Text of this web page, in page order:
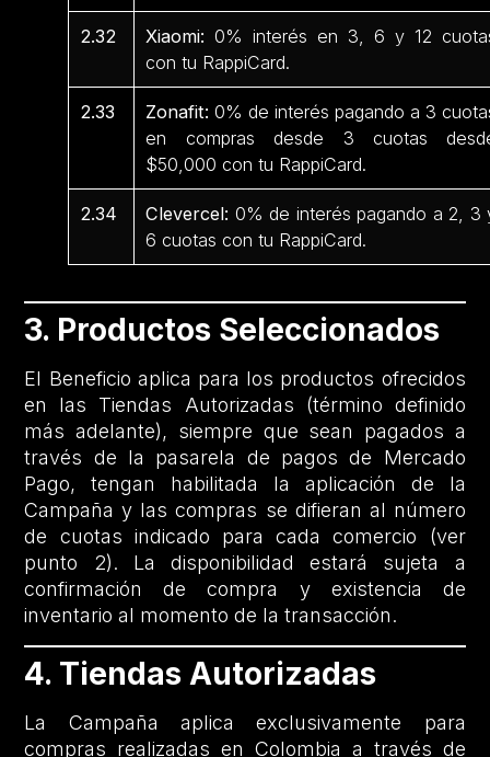
2.32 Xiaomi: 0% interés en 3, 6 y 12
con tu RappiCard.
2.33 Zonafit:0% de interés pagando a 3
en compras desde 3 cuotas
$50,000 con tu RappiCard.
2.34 Clevercel: 0% de interés pagando a 2, 3
6 cuotas con tu RappiCard.
3. Productos Seleccionados
El Beneficio aplica para los productos ofrecidos
en las Tiendas Autorizadas (término definido
más adelante), siempre que sean pagados a
través de la pasarela de pagos de Mercado
Pago, tengan habilitada la aplicación de la
Campaña y las compras se difieran al número
de cuotas indicado para cada comercio (ver
punto 2). La disponibilidad estará sujeta a
confirmación de compra y existencia de
inventario al momento de la transacción.
4. Tiendas Autorizadas
La Campaña aplica exclusivamente para
compras realizadas en Colombia a través de